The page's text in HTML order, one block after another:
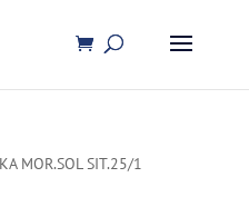
MOR.SOL SIT.25/1